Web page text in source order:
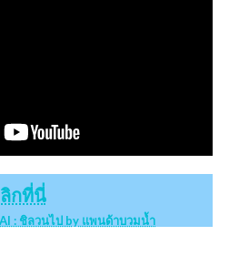
กที่นี่
: ชิลวนไป by แพนด้าบวมน้ำ